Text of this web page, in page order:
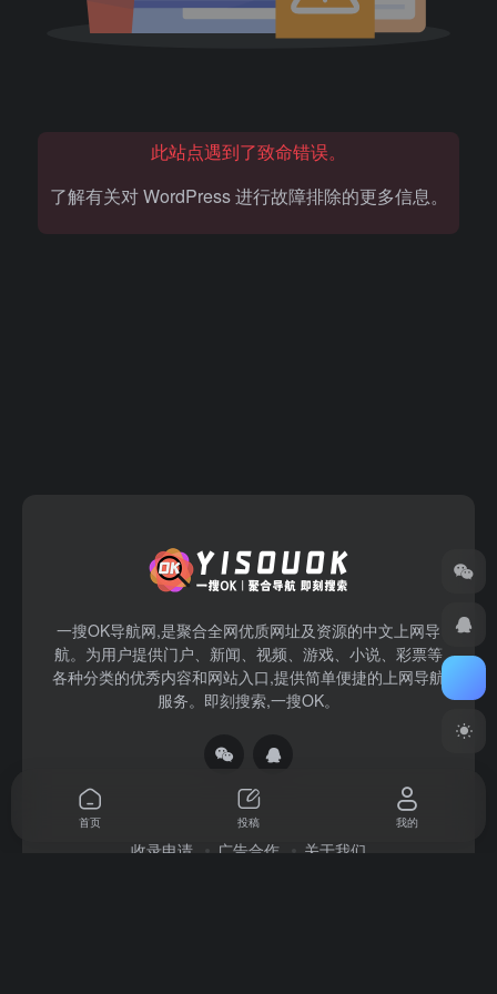
此站点遇到了致命错误。
了解有关对 WordPress 进行故障排除的更多信息。
一搜OK导航网,是聚合全网优质网址及资源的中文上网导
航。为用户提供门户、新闻、视频、游戏、小说、彩票等
各种分类的优秀内容和网站入口,提供简单便捷的上网导航
服务。即刻搜索,一搜OK。
收录申请 广告合作 关于我们
首页 投稿 我的